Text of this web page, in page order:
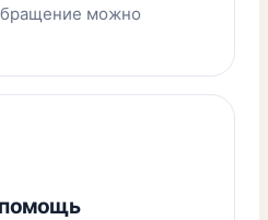
можно
помощь